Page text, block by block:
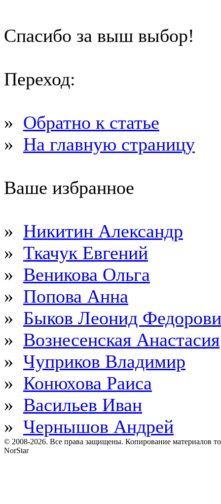
Спасибо за выш выбор!
Переход:
» Обратно к статье
» На главную страницу
Ваше избранное
» Никитин Александр
» Ткачук Евгений
» Веникова Ольга
» Попова Анна
» Быков Леонид
» Вознесенская Анастасия
» Чуприков Владимир
» Конюхова Раиса
» Васильев Иван
» Чернышов Андрей
© 2008-2026. Все права защищены. Копирование материалов
NorStar